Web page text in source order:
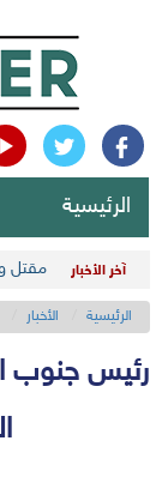
الرئيسية
آخر الأخبار مقتل وإصابة 191 ألف مدني لأسباب
الرئيسية الأخبار
رئيس جنوب